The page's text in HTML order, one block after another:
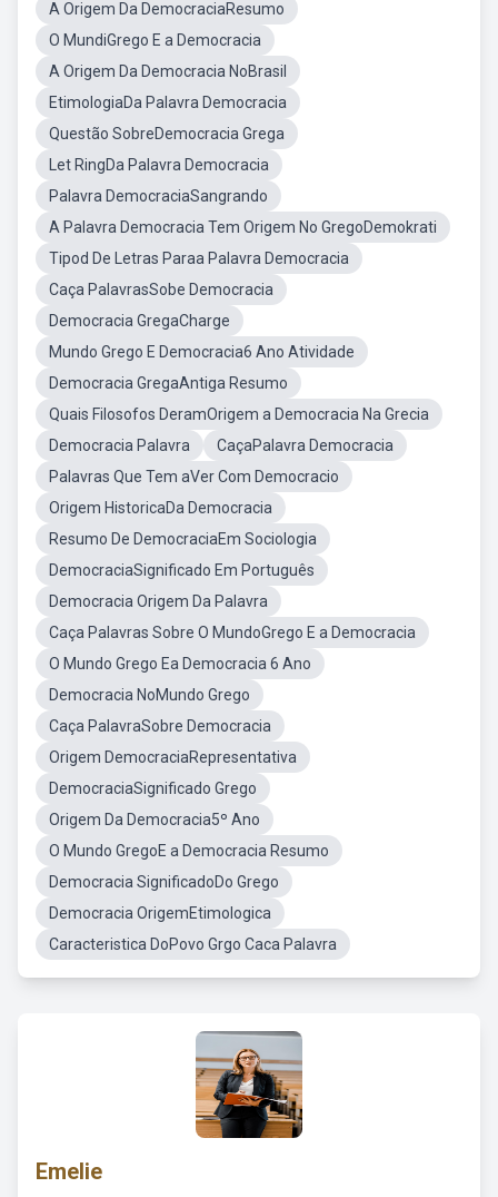
A Origem Da DemocraciaResumo
O MundiGrego E a Democracia
A Origem Da Democracia NoBrasil
EtimologiaDa Palavra Democracia
Questão SobreDemocracia Grega
Let RingDa Palavra Democracia
Palavra DemocraciaSangrando
A Palavra Democracia Tem Origem No GregoDemokrati
Tipod De Letras Paraa Palavra Democracia
Caça PalavrasSobe Democracia
Democracia GregaCharge
Mundo Grego E Democracia6 Ano Atividade
Democracia GregaAntiga Resumo
Quais Filosofos DeramOrigem a Democracia Na Grecia
Democracia Palavra
CaçaPalavra Democracia
Palavras Que Tem aVer Com Democracio
Origem HistoricaDa Democracia
Resumo De DemocraciaEm Sociologia
DemocraciaSignificado Em Português
Democracia Origem Da Palavra
Caça Palavras Sobre O MundoGrego E a Democracia
O Mundo Grego Ea Democracia 6 Ano
Democracia NoMundo Grego
Caça PalavraSobre Democracia
Origem DemocraciaRepresentativa
DemocraciaSignificado Grego
Origem Da Democracia5º Ano
O Mundo GregoE a Democracia Resumo
Democracia SignificadoDo Grego
Democracia OrigemEtimologica
Caracteristica DoPovo Grgo Caca Palavra
Emelie